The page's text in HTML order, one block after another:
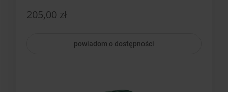
205,00 zł
powiadom o dostępności